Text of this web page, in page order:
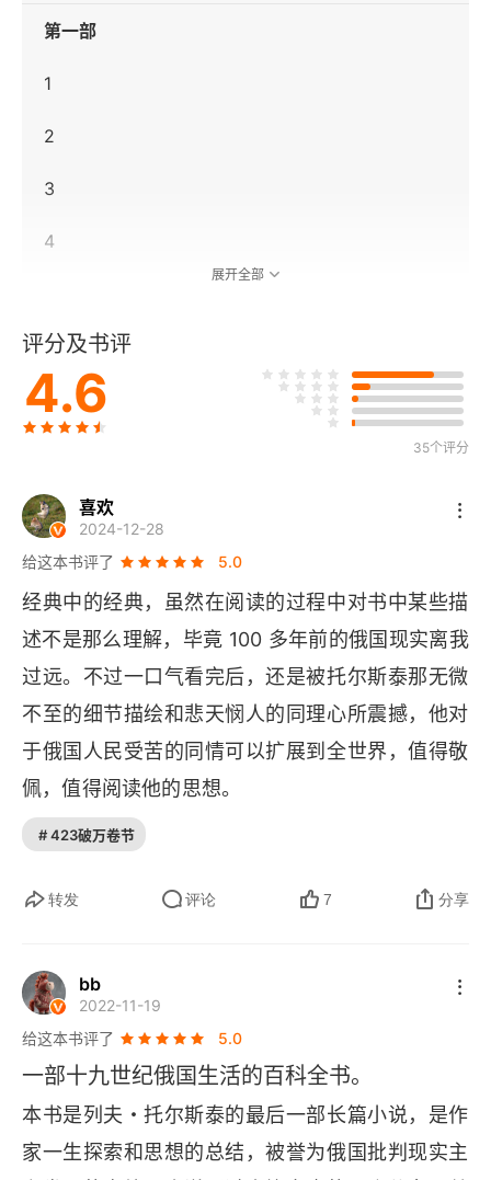
第一部
1
2
3
4
6
7
9
10
11
12
13
14
15
18
19
20
展开全部
评分及书评
4.6
35个评分
喜欢
2024-12-28
给这本书评了
5.0
经典中的经典，虽然在阅读的过程中对书中某些描
述不是那么理解，毕竟 100 多年前的俄国现实离我
过远。不过一口气看完后，还是被托尔斯泰那无微
不至的细节描绘和悲天悯人的同理心所震撼，他对
于俄国人民受苦的同情可以扩展到全世界，值得敬
佩，值得阅读他的思想。
# 423破万卷节
转发 评论 7 分享
bb
2022-11-19
给这本书评了
5.0
一部十九世纪俄国生活的百科全书。
本书是列夫・托尔斯泰的最后一部长篇小说，是作
家一生探索和思想的总结，被誉为俄国批判现实主